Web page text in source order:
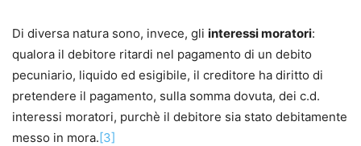
Di diversa natura sono, invece, gli interessi moratori:
qualora il debitore ritardi nel pagamento di un debito
pecuniario, liquido ed esigibile, il creditore ha diritto di
pretendere il pagamento, sulla somma dovuta, dei c.d.
interessi moratori, purchè il debitore sia stato debitamente
messo in mora.[3]